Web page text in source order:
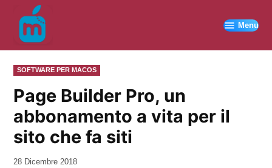
contenuto
Menu
PUBBLICATO
IN
SOFTWARE PER MACOS
Page Builder Pro, un
abbonamento a vita per il
sito che fa siti
da
28 Dicembre 2018